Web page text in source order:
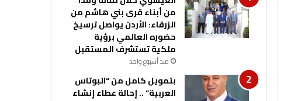
من أبناء قرى بني هاشم من
الزرقاء: الأردن يواصل ترسيخ
حضوره العالمي برؤية
ملكية تستشرف المستقبل
منذ أسبوع واحد
بتمويل كامل من “البوتاس
العربية” .. إحالة عطاء إنشاء